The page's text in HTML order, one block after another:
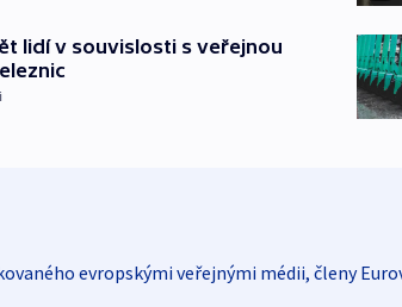
lidí v souvislosti s veřejnou
evropskými veřejnými médii, členy